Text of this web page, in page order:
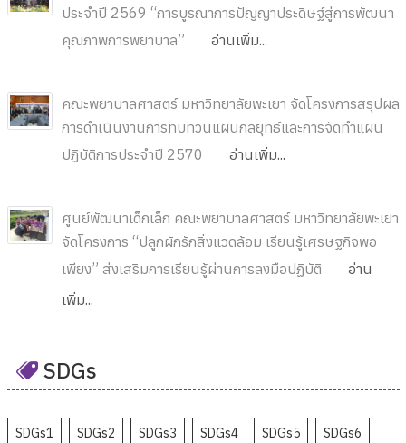
ประจำปี 2569 “การบูรณาการปัญญาประดิษฐ์สู่การพัฒนา
คุณภาพการพยาบาล”
อ่านเพิ่ม...
คณะพยาบาลศาสตร์ มหาวิทยาลัยพะเยา จัดโครงการสรุปผล
การดำเนินงานการทบทวนแผนกลยุทธ์และการจัดทำแผน
ปฏิบัติการประจำปี 2570
อ่านเพิ่ม...
ศูนย์พัฒนาเด็กเล็ก คณะพยาบาลศาสตร์ มหาวิทยาลัยพะเยา
จัดโครงการ “ปลูกผักรักสิ่งแวดล้อม เรียนรู้เศรษฐกิจพอ
เพียง” ส่งเสริมการเรียนรู้ผ่านการลงมือปฏิบัติ
อ่าน
เพิ่ม...
SDGs
SDGs1 SDGs2 SDGs3 SDGs4 SDGs5 SDGs6